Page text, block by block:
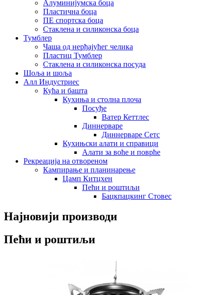
Алуминијумска боца
Пластична боца
ПЕ спортска боца
Стаклена и силиконска боца
Тумблер
Чаша од нерђајућег челика
Пластиц Тумблер
Стаклена и силиконска посуда
Шоља и шоља
Алл Индустриес
Кућа и башта
Кухиња и столна плоча
Посуђе
Ватер Кеттлес
Диннерваре
Диннерваре Сетс
Кухињски алати и справици
Алати за воће и поврће
Рекреација на отвореном
Кампирање и планинарење
Цамп Китцхен
Пећи и роштиљи
Бацкпацкинг Стовес
Најновији производи
Пећи и роштиљи